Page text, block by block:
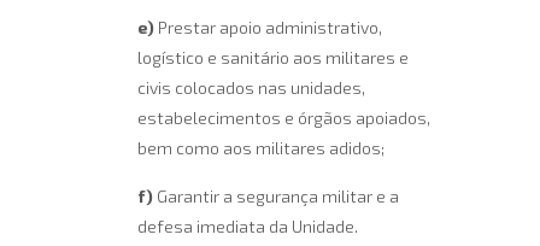
e) Prestar apoio administrativo,
logístico e sanitário aos militares e
civis colocados nas unidades,
estabelecimentos e órgãos apoiados,
bem como aos militares adidos;
f) Garantir a segurança militar e a
defesa imediata da Unidade.